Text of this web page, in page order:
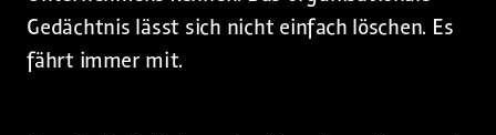
Gedächtnis lässt sich nicht einfach löschen. Es
fährt immer mit.